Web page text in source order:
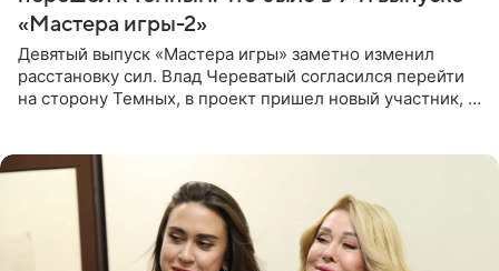
«Мастера игры-2»
Девятый выпуск «Мастера игры» заметно изменил
расстановку сил. Влад Череватый согласился перейти
на сторону Темных, в проект пришел новый участник, а